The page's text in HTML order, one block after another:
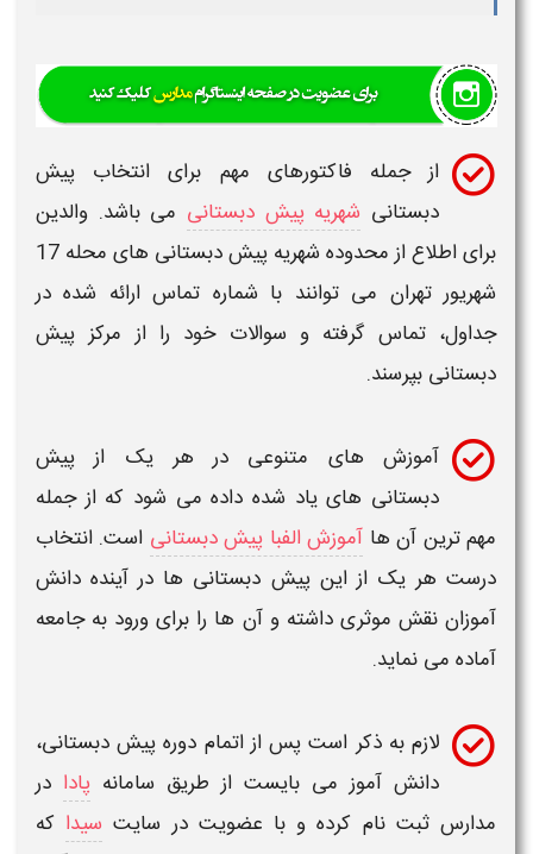
از جمله فاکتورهای مهم برای انتخابپیش
دبستانیشهریه پیش دبستانیمی باشد. والدین
اطلاع از محدوده شهریه
پیش دبستانی های محله 17
تهرانمی توانند باشماره تماسارائه شده در
تماسگرفته و سوالات خود را از مرکزپیش
بپرسند.
آموزش های متنوعی در هر یک از
پیش
دبستانیهای یاد شده داده می شود که از جمله
ترین آن هاآموزش الفبا پیش دبستانیاست. انتخاب
هر یک از این پیش دبستانی هادر آینده دانش
نقش موثری داشته و آن ها را برای ورود به جامعه
می نماید.
لازم به ذکر است پس از اتمام دوره پیش دبستانی،
دانش آموز می بایست از طریق سامانهپادادر
ثبت نام کرده و با عضویت در سایتسیدا که